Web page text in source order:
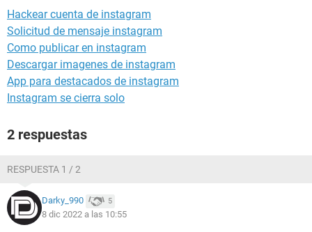
Hackear cuenta de instagram
Solicitud de mensaje instagram
Como publicar en instagram
Descargar imagenes de instagram
App para destacados de instagram
Instagram se cierra solo
2 respuestas
RESPUESTA 1 / 2
Darky_990 5
8 dic 2022 a las 10:55